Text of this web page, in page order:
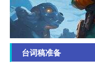
台词稿准备